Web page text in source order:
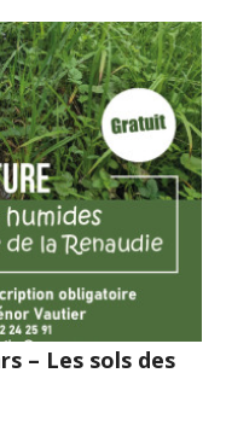
– Les sols des